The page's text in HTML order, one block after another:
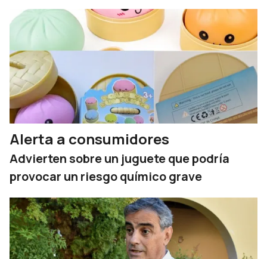
Alerta a consumidores
Advierten sobre un juguete que podría
provocar un riesgo químico grave